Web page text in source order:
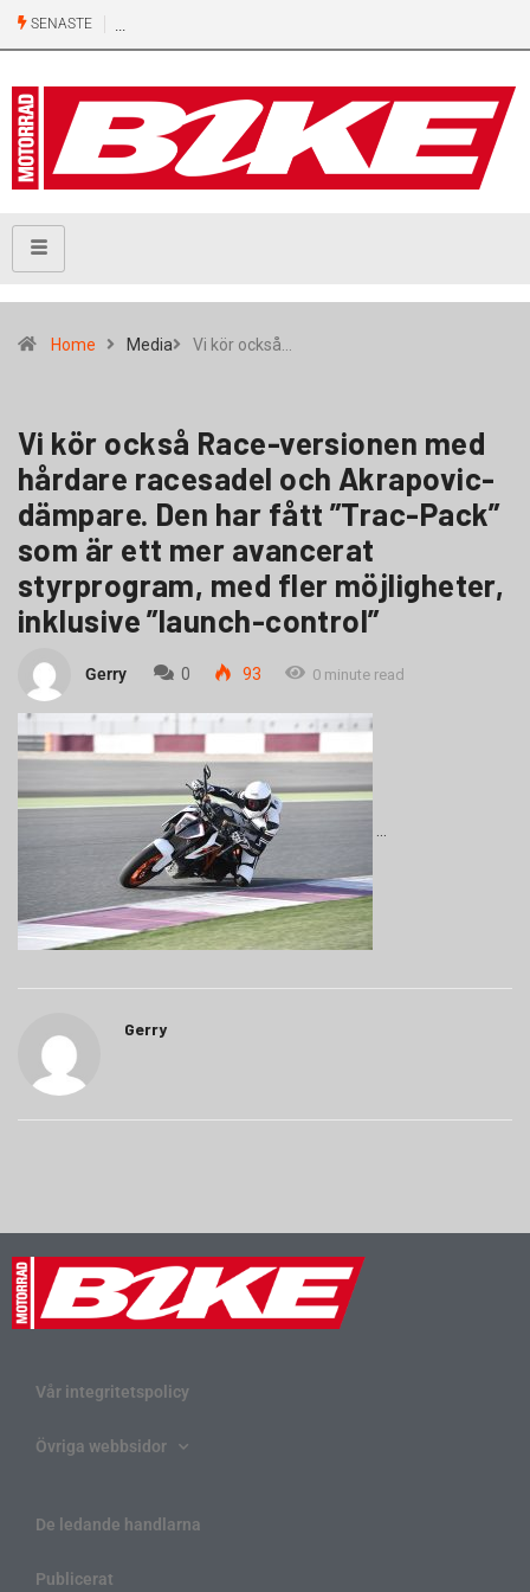
SENASTE
Home Media Vi kör också…
Vi kör också Race-versionen med
hårdare racesadel och Akrapovic-
dämpare. Den har fått ”Trac-Pack”
som är ett mer avancerat
styrprogram, med fler möjligheter,
inklusive ”launch-control”
Gerry 0 93 0 minute read
Gerry
Vår integritetspolicy
Övriga webbsidor
De ledande handlarna
Publicerat